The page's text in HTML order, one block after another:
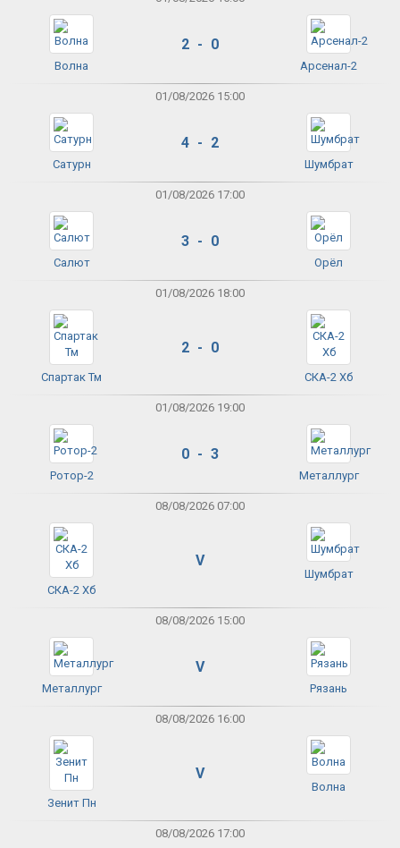
Волна
2 - 0
Арсенал-2
01/08/2026 15:00
Сатурн
4 - 2
Шумбрат
01/08/2026 17:00
Салют
3 - 0
Орёл
01/08/2026 18:00
Спартак Тм
2 - 0
СКА-2 Хб
01/08/2026 19:00
Ротор-2
0 - 3
Металлург
08/08/2026 07:00
СКА-2 Хб
V
Шумбрат
08/08/2026 15:00
Металлург
V
Рязань
08/08/2026 16:00
Зенит Пн
V
Волна
08/08/2026 17:00